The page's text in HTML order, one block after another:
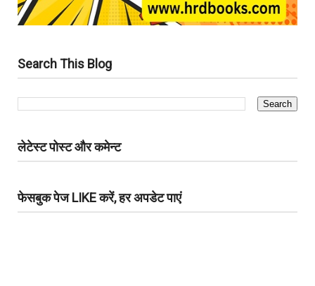
Search This Blog
लेटेस्ट पोस्ट और कमेन्ट
फेसबुक पेज LIKE करें, हर अपडेट पाएं